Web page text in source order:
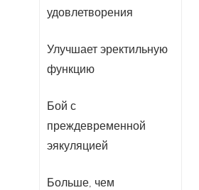
удовлетворения
Улучшает эректильную
функцию
Бой с
преждевременной
эякуляцией
Больше, чем